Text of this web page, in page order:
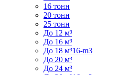
16 тонн
20 тонн
25 тонн
До 12 м³
До 16 м³
До 18 м³16-m3
До 20 м³
До 24 м³